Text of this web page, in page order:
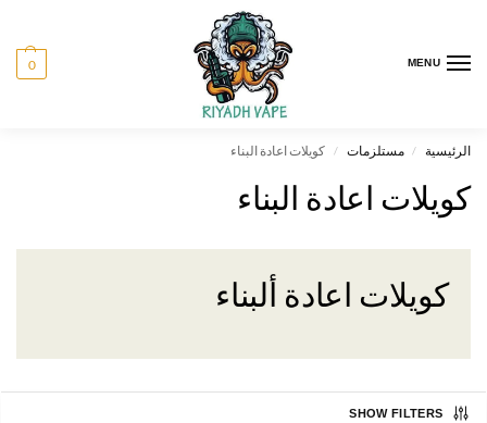
MENU
0
الرئيسية / مستلزمات / كويلات اعادة البناء
كويلات اعادة البناء
كويلات اعادة ألبناء
SHOW FILTERS